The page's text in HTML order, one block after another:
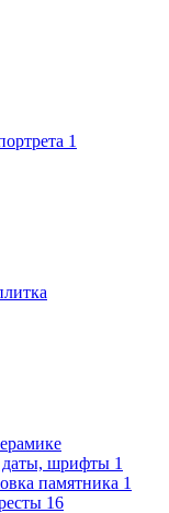
1
шрифты 1
памятника 1
16